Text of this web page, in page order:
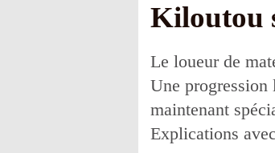
Kiloutou
Le loueur de
Une progression
maintenant
Explications